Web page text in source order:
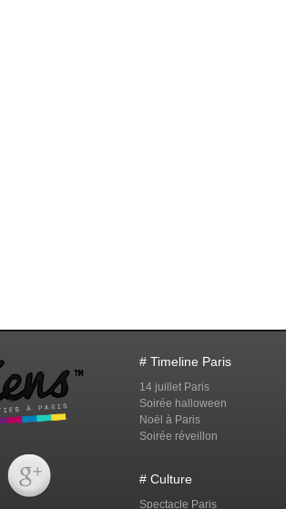
# Timeline Paris
14 juillet Paris
Soirée halloween
Noël à Paris
Soirée réveillon
# Culture
Spectacle Paris